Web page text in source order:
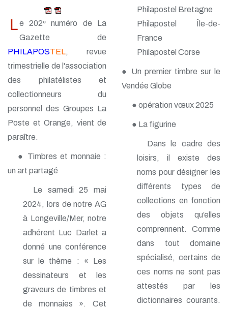
Le 202 e
numéro de La
Gazette de
PHILAPOSTEL, revue
trimestrielle de l'association
des philatélistes et
collectionneurs du
personnel des Groupes La
Poste et Orange, vient de
paraître.
● Timbres et monnaie :
un art partagé
Le samedi 25 mai
2024, lors de notre AG
à Longeville/Mer, notre
adhérent Luc Darlet a
donné une conférence
sur le thème : « Les
dessinateurs et les
graveurs de timbres et
de monnaies ». Cet
Philapostel Bretagne
Philapostel Île-de-
France
Philapostel Corse
● Un premier timbre sur le
Vendée Globe
● opération vœux 2025
● La figurine
Dans le cadre des
loisirs, il existe des
noms pour désigner les
différents types de
collections en fonction
des objets qu’elles
comprennent. Comme
dans tout domaine
spécialisé, certains de
ces noms ne sont pas
attestés par les
dictionnaires courants.